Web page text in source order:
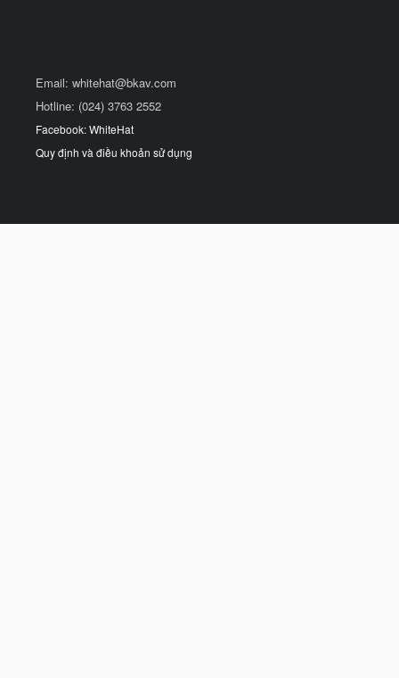
Email: whitehat@bkav.com
Hotline: (024) 3763 2552
Facebook: WhiteHat
Quy định và điều khoản sử dụng